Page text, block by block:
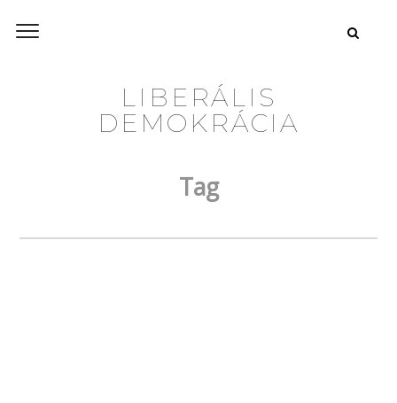
LIBERÁLIS
DEMOKRÁCIA
Tag